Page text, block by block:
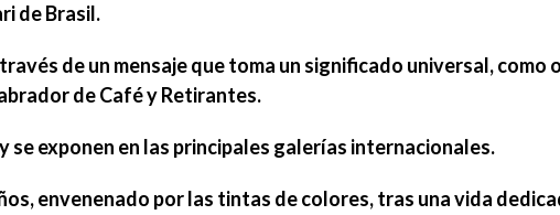
de Brasil.
de un mensaje que toma un significado universal, como
de CaféyRetirantes.
se exponen en las principales galerías internacionales.
envenenado por las tintas de colores, tras una vida